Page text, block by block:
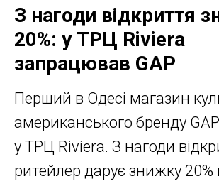
З нагоди відкриття
20%: у ТРЦ Riviera
запрацював GAP
Перший в Одесі магазин
американського бренду
у ТРЦ Riviera. З нагоди
ритейлер дарує знижку 20%